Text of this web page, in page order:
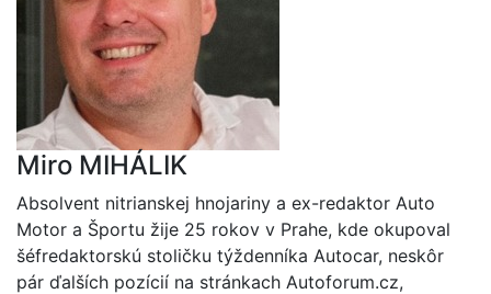
Miro MIHÁLIK
Absolvent nitrianskej hnojariny a ex-redaktor Auto
Motor a Športu žije 25 rokov v Prahe, kde okupoval
šéfredaktorskú stoličku týždenníka Autocar, neskôr
pár ďalších pozícií na stránkach Autoforum.cz,